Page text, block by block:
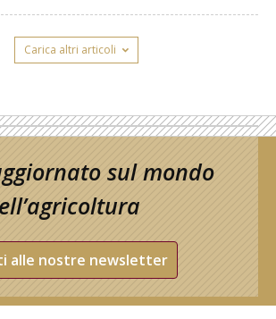
Carica altri articoli
sul mondo
alle nostre newsletter